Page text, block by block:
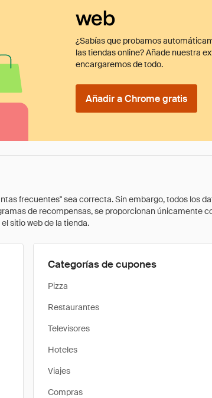
web
¿Sabías que probamos
las tiendas online? Añade nuestra
encargaremos de todo.
Añadir a Chrome gratis
frecuentes" sea correcta. Sin embargo, todos los
de recompensas, se proporcionan únicamente
sitio web de la tienda.
Categorías de cupones
Pizza
Restaurantes
Televisores
Hoteles
Viajes
Compras